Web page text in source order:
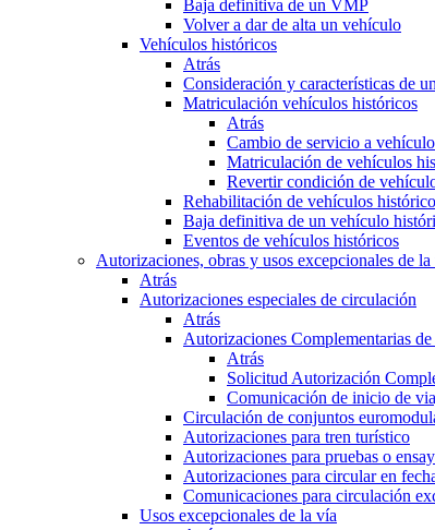
Baja definitiva de un VMP
Volver a dar de alta un vehículo
Vehículos históricos
Atrás
Consideración y características de
Matriculación vehículos históricos
Atrás
Cambio de servicio a
Matriculación de vehículos
Revertir condición de
Rehabilitación de vehículos
Baja definitiva de un vehículo
Eventos de vehículos históricos
Autorizaciones, obras y usos excepcionales de la
Atrás
Autorizaciones especiales de circulación
Atrás
Autorizaciones Complementarias
Atrás
Solicitud Autorización
Comunicación de inicio de
Circulación de conjuntos
Autorizaciones para tren turístico
Autorizaciones para pruebas o
Autorizaciones para circular en
Comunicaciones para circulación
Usos excepcionales de la vía